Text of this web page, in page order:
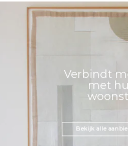
Verbindt
met
Bekijk alle